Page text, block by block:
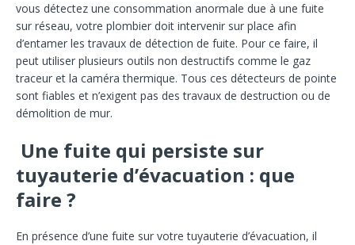
vous détectez une consommation anormale due à une fuite
sur réseau, votre plombier doit intervenir sur place afin
d’entamer les travaux de détection de fuite. Pour ce faire, il
peut utiliser plusieurs outils non destructifs comme le gaz
traceur et la caméra thermique. Tous ces détecteurs de pointe
sont fiables et n’exigent pas des travaux de destruction ou de
démolition de mur.
Une fuite qui persiste sur
tuyauterie d’évacuation : que
faire ?
En présence d’une fuite sur votre tuyauterie d’évacuation, il